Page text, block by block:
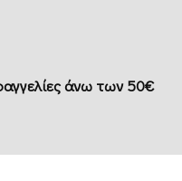
άνω των 50€